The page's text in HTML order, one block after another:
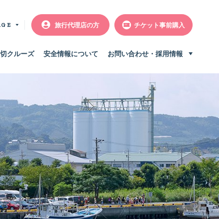
旅行代理店の方 チケット事前購入
クルーズ 安全情報について お問い合わせ・採用情報